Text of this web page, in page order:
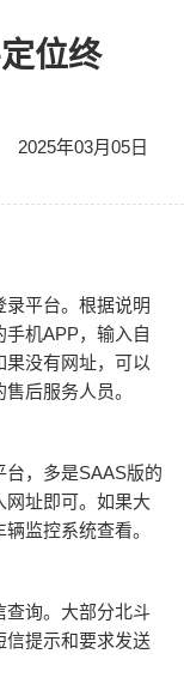
位终
2025年03月05日
录平台。根据说明
机APP，输入自
没有网址，可以
后服务人员。
，多是SAAS版的
网址即可。如果大
监控系统查看。
询。大部分北斗
信提示和要求发送